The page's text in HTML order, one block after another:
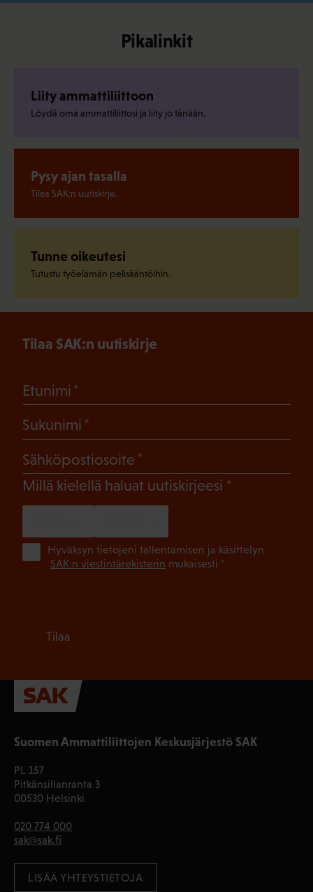
Pikalinkit
Liity ammattiliittoon
Löydä oma ammattiliittosi ja liity jo tänään.
Pysy ajan tasalla
Tilaa SAK:n uutiskirje.
Tunne oikeutesi
Tutustu työelämän pelisääntöihin.
Suomen Ammattiliittojen Keskusjärjestö SAK
PL 157
Pitkänsillanranta 3
00530 Helsinki
020 774 000
sak@sak.fi
LISÄÄ YHTEYSTIETOJA
Tilaa SAK:n uutiskirje
Etunimi
Sukunimi
Sähköpostiosoite
Millä kielellä haluat uutiskirjeesi (Pakollinen)
Hyväksyn tietojeni tallentamisen ja käsittelyn
SAK:n viestintärekisterin mukaisesti *
Tilaa